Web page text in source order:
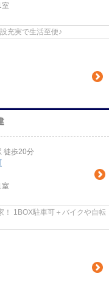
室
充実で生活至便♪
徒歩20分
室
！ 1BOX駐車可＋バイクや自転